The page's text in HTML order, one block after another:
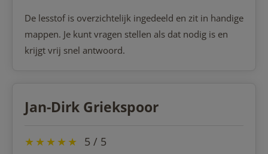
De lesstof is overzichtelijk ingedeeld en zit in handige
mappen. Je kunt vragen stellen als dat nodig is en
krijgt vrij snel antwoord.
Jan-Dirk Griekspoor
★★★★★ 5 / 5